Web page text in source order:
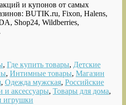
и купонов от самых
BUTIK.ru, Fixon, Halens,
Shop24, Wildberries,
, Где купить товары, Детские
, Интимные товары, Магазин
, Одежда мужская, Российские
и аксессуары, Товары для дома,
игрушки